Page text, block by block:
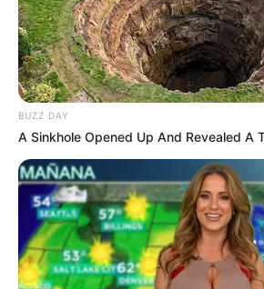
BUZZ DAY
A Sinkhole Opened Up And Revealed A